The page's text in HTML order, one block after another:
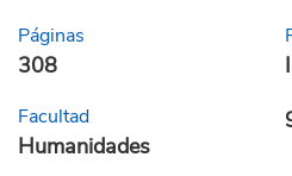
Páginas
308
Facultad
Humanidades